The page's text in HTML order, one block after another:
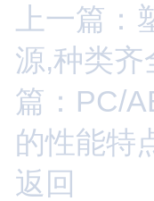
上一篇
源,种类齐
篇：PC/
的性能特
返回